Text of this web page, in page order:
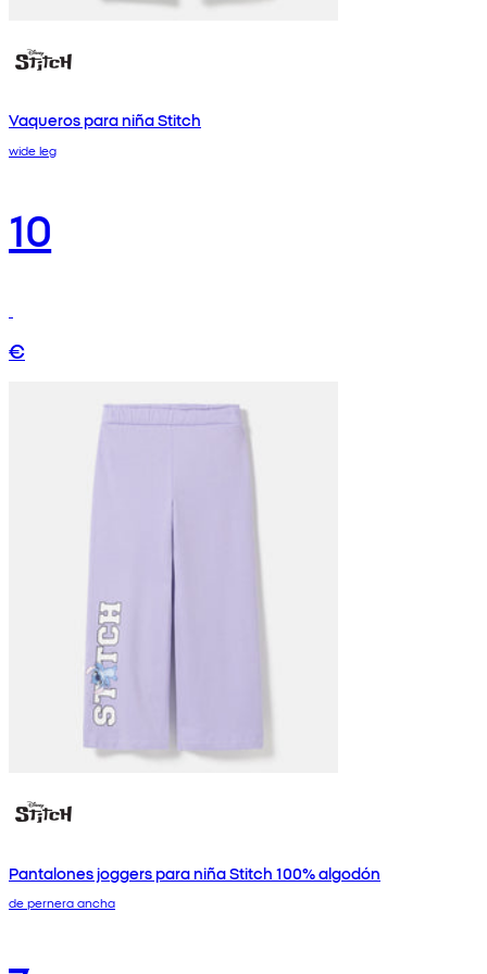
Vaqueros para niña Stitch
wide leg
10
€
Pantalones joggers para niña Stitch 100% algodón
de pernera ancha